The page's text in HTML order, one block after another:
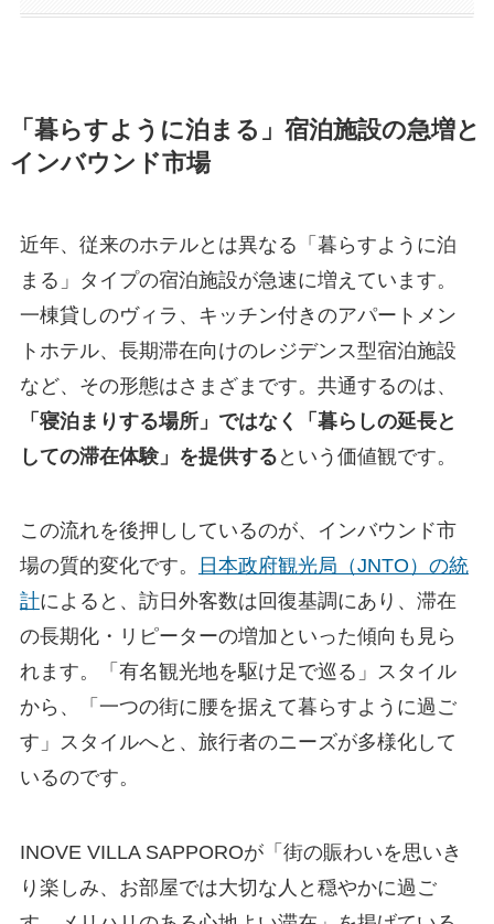
「暮らすように泊まる」宿泊施設の急増と
インバウンド市場
近年、従来のホテルとは異なる「暮らすように泊
まる」タイプの宿泊施設が急速に増えています。
一棟貸しのヴィラ、キッチン付きのアパートメン
トホテル、長期滞在向けのレジデンス型宿泊施設
など、その形態はさまざまです。共通するのは、
「寝泊まりする場所」ではなく「暮らしの延長と
しての滞在体験」を提供する という価値観です。
この流れを後押ししているのが、インバウンド市
場の質的変化です。
日本政府観光局（JNTO）の統
計によると、訪日外客数は回復基調にあり、滞在
の長期化・リピーターの増加といった傾向も見ら
れます。「有名観光地を駆け足で巡る」スタイル
から、「一つの街に腰を据えて暮らすように過ご
す」スタイルへと、旅行者のニーズが多様化して
いるのです。
INOVE VILLA SAPPOROが「街の賑わいを思いき
り楽しみ、お部屋では大切な人と穏やかに過ご